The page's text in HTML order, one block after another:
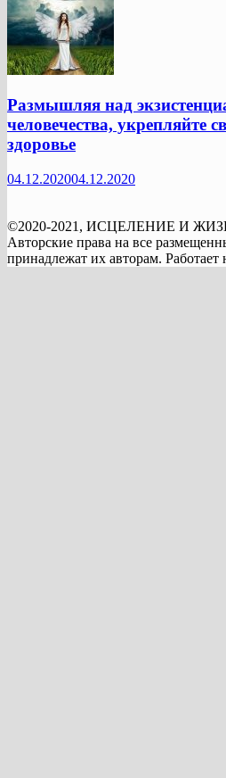
Размышляя над
человечества, укрепляйте
здоровье
04.12.202004.12.2020
©2020-2021, ИСЦЕЛЕНИЕ И
Авторские права на все
принадлежат их авторам. Работает